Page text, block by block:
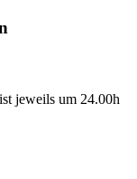
jeweils um 24.00h